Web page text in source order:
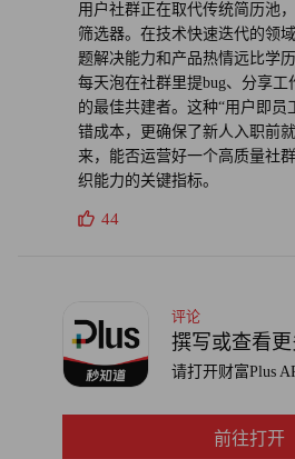
审校：夏林
用户社群正在取代传统简历池
筛选器。在技术快速迭代的领
题解决能力和产品热情远比学
每天泡在社群里提bug、分享
的最佳共建者。这种“用户即员
错成本，更确保了新人入职前
来，能否运营好一个高质量社
织能力的关键指标。
44
评论
撰写或查看
请打开财富Plus
前往打开